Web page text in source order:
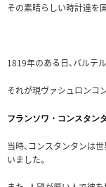
その素晴らしい時計達を
1819年のある日、バルテ
それが現ヴァシュロンコ
フランソワ・コンスタン
当時、コンスタンタンは
いました。